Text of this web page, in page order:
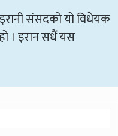
संसदको यो विधेयक
। इरान सधैं यस